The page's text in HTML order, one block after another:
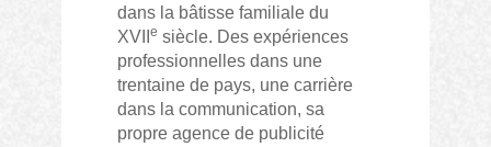
dans la bâtisse familiale du
XVIIe siècle. Des expériences
professionnelles dans une
trentaine de pays, une carrière
dans la communication, sa
propre agence de publicité